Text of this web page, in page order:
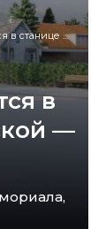
— Кондратьев
в
—